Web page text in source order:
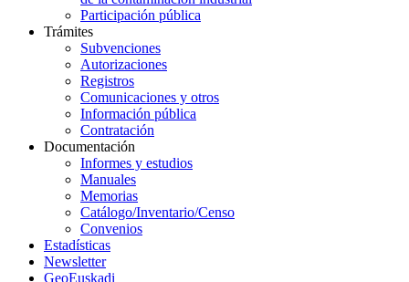
Participación pública
Trámites
Subvenciones
Autorizaciones
Registros
Comunicaciones y otros
Información pública
Contratación
Documentación
Informes y estudios
Manuales
Memorias
Catálogo/Inventario/Censo
Convenios
Estadísticas
Newsletter
GeoEuskadi